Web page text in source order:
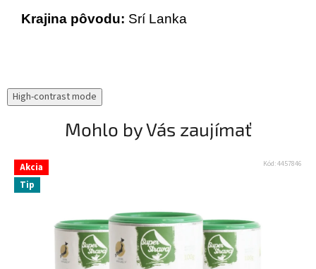
Krajina pôvodu: Srí Lanka
High-contrast mode
Mohlo by Vás zaujímať
Akcia
Tip
Kód:4457846